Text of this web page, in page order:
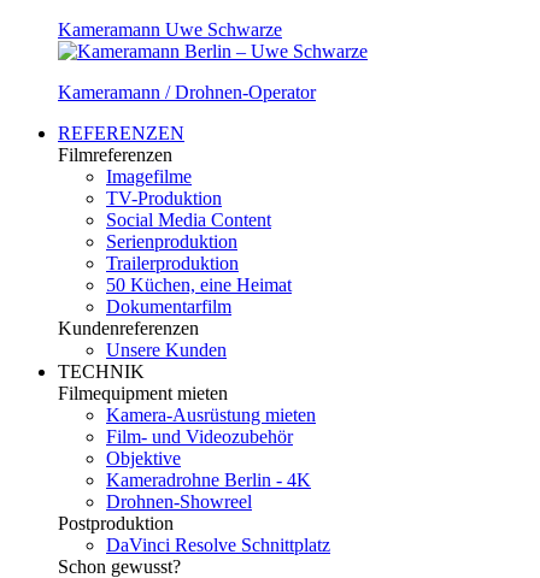
Kameramann Uwe Schwarze
Kameramann / Drohnen-Operator
REFERENZEN
Filmreferenzen
Imagefilme
TV-Produktion
Social Media Content
Serienproduktion
Trailerproduktion
50 Küchen, eine Heimat
Dokumentarfilm
Kundenreferenzen
Unsere Kunden
TECHNIK
Filmequipment mieten
Kamera-Ausrüstung mieten
Film- und Videozubehör
Objektive
Kameradrohne Berlin - 4K
Drohnen-Showreel
Postproduktion
DaVinci Resolve Schnittplatz
Schon gewusst?